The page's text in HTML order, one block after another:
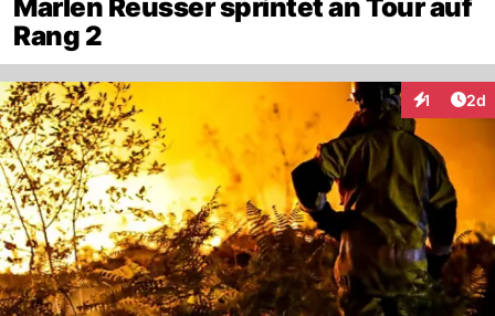
Marlen Reusser sprintet an Tour auf
Rang 2
1 2d